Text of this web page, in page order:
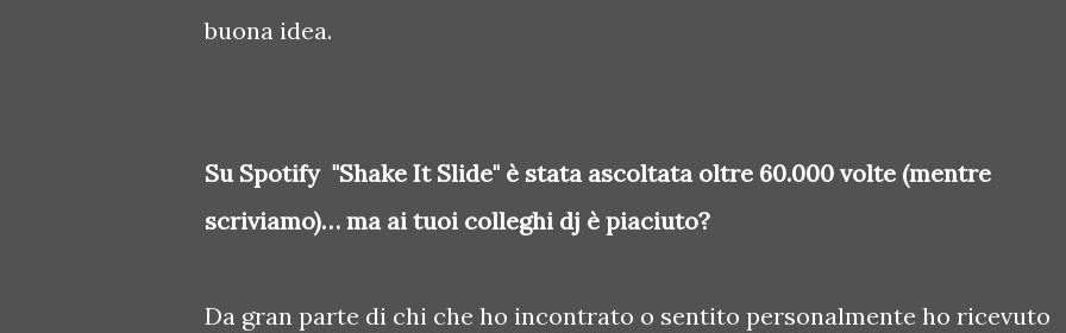
buona idea.
Su Spotify "Shake It Slide" è stata ascoltata oltre 60.000 volte (mentre
scriviamo)… ma ai tuoi colleghi dj è piaciuto?
Da gran parte di chi che ho incontrato o sentito personalmente ho ricevuto